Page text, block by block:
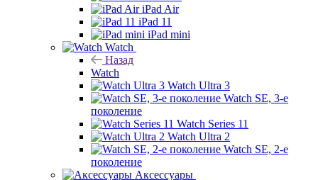
iPad Air
iPad 11
iPad mini
Watch
Назад
Watch
Watch Ultra 3
Watch SE, 3-е
поколение
Watch Series 11
Watch Ultra 2
Watch SE, 2-е
поколение
Аксессуары